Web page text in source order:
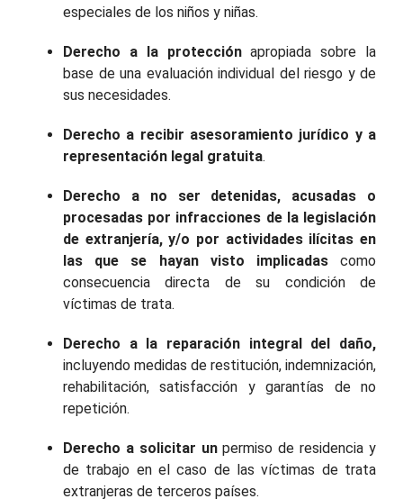
especiales de los niños y niñas.
Derecho a la protecciónapropiada sobre la
base de una evaluación individual del riesgo y de
sus necesidades.
Derecho a recibir asesoramiento jurídico y a
representación legal gratuita.
Derecho a no ser detenidas, acusadas o
procesadas por infracciones de la legislación
de extranjería, y/o por actividades ilícitas en
las que se hayan visto implicadascomo
consecuencia directa de su condición de
víctimas de trata.
Derecho a la reparación integral del daño,
incluyendo medidas de restitución, indemnización,
rehabilitación, satisfacción y garantías de no
repetición.
Derecho a solicitar unpermiso de residencia y
de trabajo en el caso de las víctimas de trata
extranjeras de terceros países.